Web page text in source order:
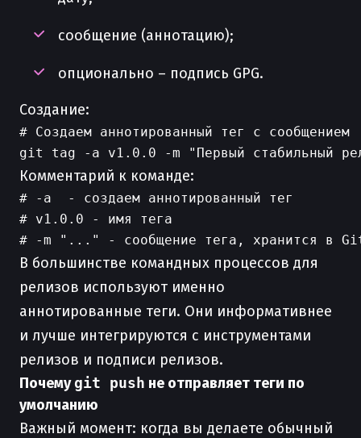
сообщение (аннотацию);
опционально – подпись GPG.
Создание:
# Создаем аннотированный тег с сообщением
Комментарий к команде:
# -a  - создаем аннотированный тег
# v1.0.0 - имя тега
В большинстве командных процессов для
релизов используют именно
аннотированные теги. Они информативнее
и лучше интегрируются с инструментами
релизов и подписи релизов.
Почемуgit push не отправляет теги по
умолчанию
Важный момент: когда вы делаете обычный